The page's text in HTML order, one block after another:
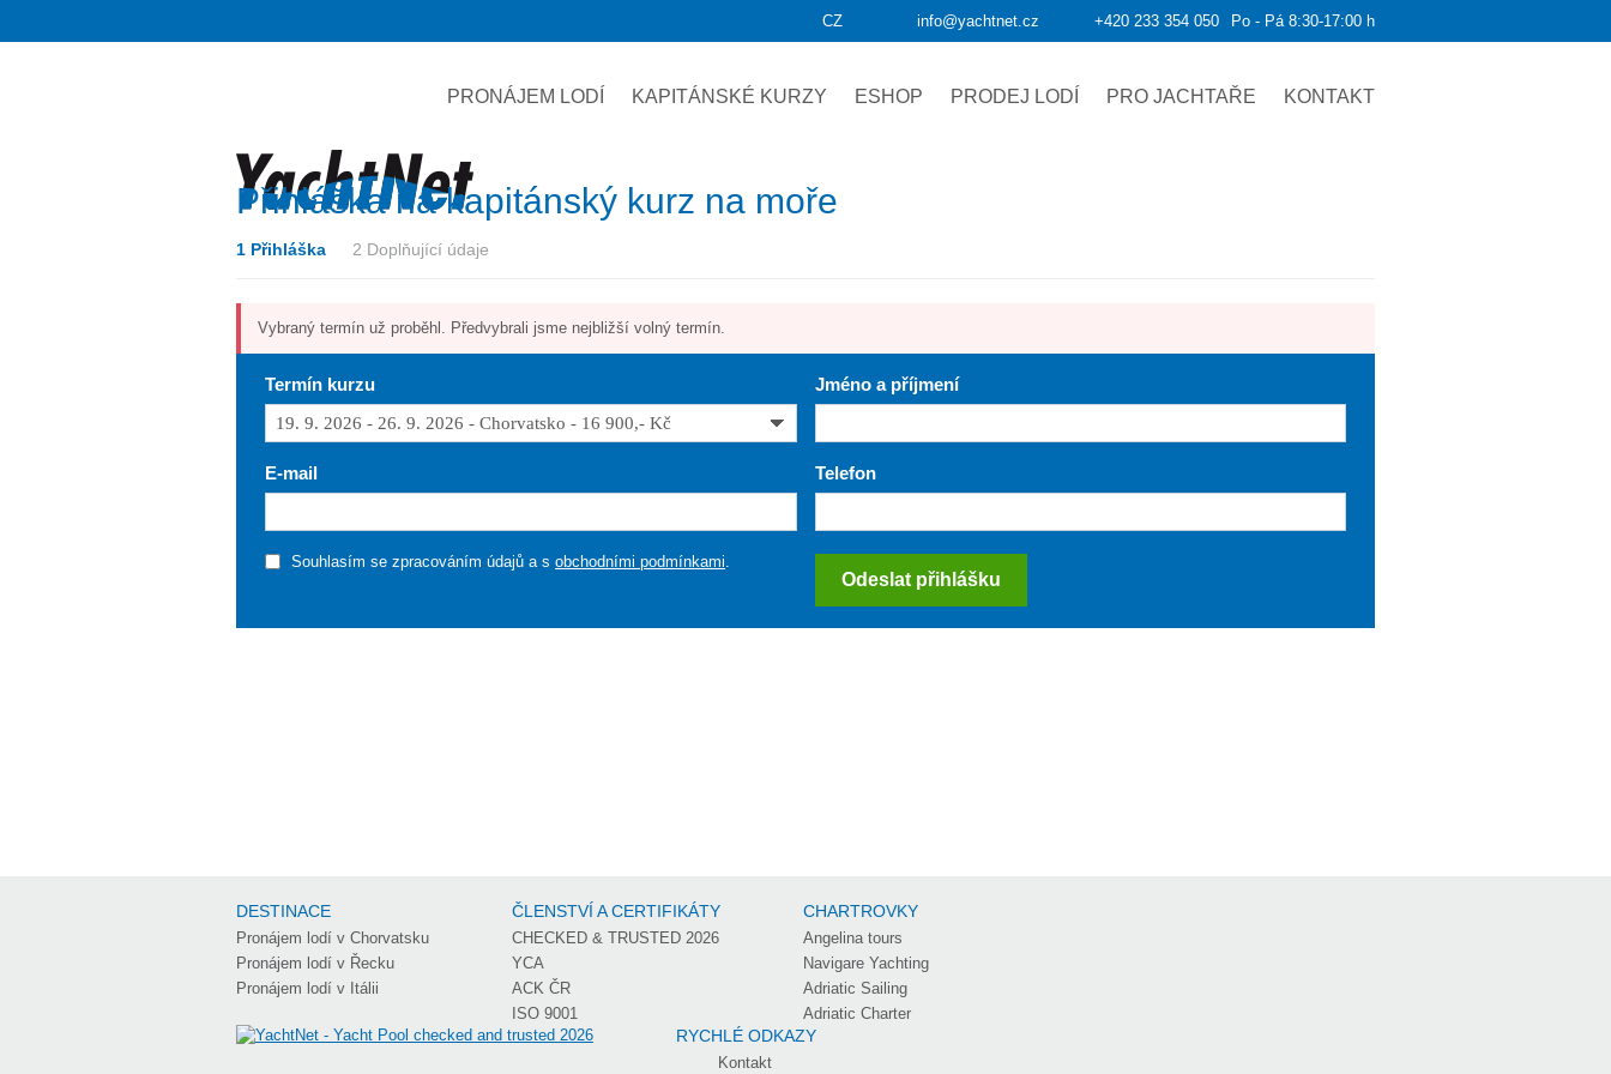
CZ info@yachtnet.cz +420 233 354 050 Po - Pá 8:30-17:00 h
PRONÁJEM LODÍ KAPITÁNSKÉ KURZY ESHOP PRODEJ LODÍ PRO JACHTAŘE KONTAKT
Přihláška na kapitánský kurz na moře
1 Přihláška 2 Doplňující údaje
Vybraný termín už proběhl. Předvybrali jsme nejbližší volný termín.
Termín kurzu Jméno a příjmení
E-mail Telefon
Souhlasím se zpracováním údajů a s obchodními podmínkami.
Odeslat přihlášku
DESTINACE
Pronájem lodí v Chorvatsku
Pronájem lodí v Řecku
Pronájem lodí v Itálii
ČLENSTVÍ A CERTIFIKÁTY
CHECKED & TRUSTED 2026
YCA
ACK ČR
ISO 9001
CHARTROVKY
Angelina tours
Navigare Yachting
Adriatic Sailing
Adriatic Charter
RYCHLÉ ODKAZY
Kontakt